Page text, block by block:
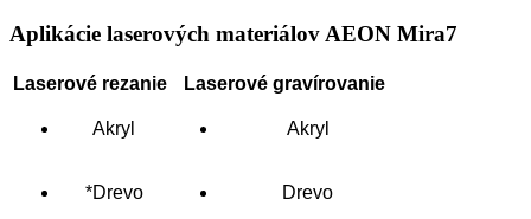
Aplikácie laserových materiálov AEON Mira7
Laserové rezanie Laserové gravírovanie
Akryl Akryl
*Drevo Drevo